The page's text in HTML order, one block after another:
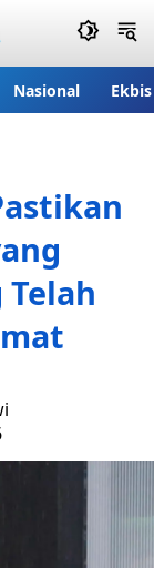
Nasional Ekbis